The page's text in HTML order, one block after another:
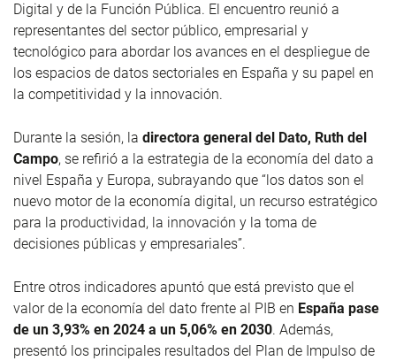
Digital y de la Función Pública. El encuentro reunió a
representantes del sector público, empresarial y
tecnológico para abordar los avances en el despliegue de
los espacios de datos sectoriales en España y su papel en
la competitividad y la innovación.
Durante la sesión, la directora general del Dato, Ruth del
Campo, se refirió a la estrategia de la economía del dato a
nivel España y Europa, subrayando que “los datos son el
nuevo motor de la economía digital, un recurso estratégico
para la productividad, la innovación y la toma de
decisiones públicas y empresariales”.
Entre otros indicadores apuntó que está previsto que el
valor de la economía del dato frente al PIB en España pase
de un 3,93% en 2024 a un 5,06% en 2030. Además,
presentó los principales resultados del Plan de Impulso de